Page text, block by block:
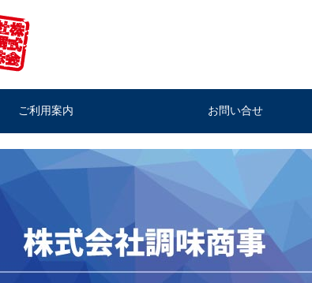
ご利用案内 お問い合せ